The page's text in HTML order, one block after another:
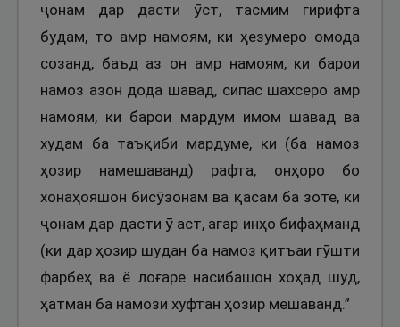
ҷонам дар дасти ӯст, тасмим гирифта
будам, то амр намоям, ки ҳезумеро омода
созанд, баъд аз он амр намоям, ки барои
намоз азон дода шавад, сипас шахсеро амр
намоям, ки барои мардум имом шавад ва
худам ба таъқиби мардуме, ки (ба намоз
ҳозир намешаванд) рафта, онҳоро бо
хонаҳояшон бисӯзонам ва қасам ба зоте, ки
ҷонам дар дасти ӯ аст, агар инҳо бифаҳманд
(ки дар ҳозир шудан ба намоз қитъаи гӯшти
фарбеҳ ва ё лоғаре насибашон хоҳад шуд,
ҳатман ба намози хуфтан ҳозир мешаванд.”